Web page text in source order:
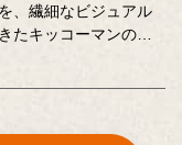
、繊細なビジュアル
たキッコーマンの企